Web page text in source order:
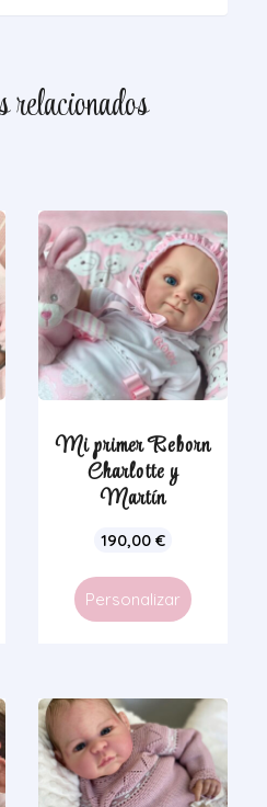
Mi primer Reborn
Charlotte y
Martín
190,00€
Personalizar